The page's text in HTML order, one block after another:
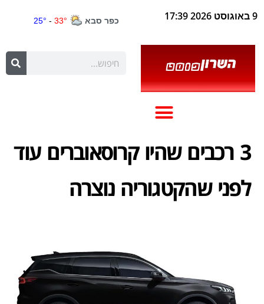
9 באוגוסט 2026 17:39
3 רכבים שהיו קרוסאוברים עוד
לפני שהקטגוריה נוצרה